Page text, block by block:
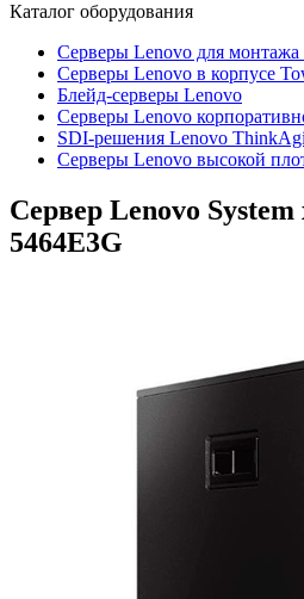
Каталог оборудования
Серверы Lenovo для монтажа
Серверы Lenovo в корпусе
Блейд-серверы Lenovo
Cерверы Lenovo
SDI-решения Lenovo
Серверы Lenovo высокой
Сервер Lenovo System
5464E3G